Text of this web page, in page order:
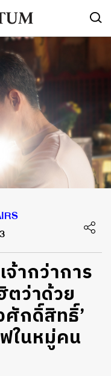
ากว่าการ
ตว่าด้วย
ศักดิ์สิทธิ์’
ในหมู่คน